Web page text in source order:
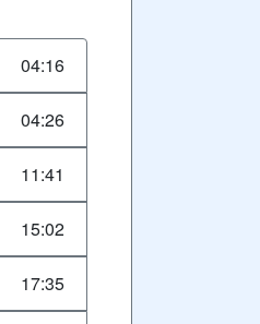
04:16
04:26
11:41
15:02
17:35